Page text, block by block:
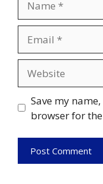
Save my
browser for